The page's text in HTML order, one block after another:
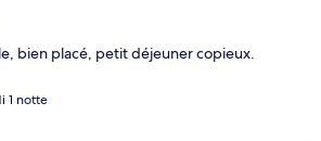
bien placé, petit déjeuner copieux.
1 notte